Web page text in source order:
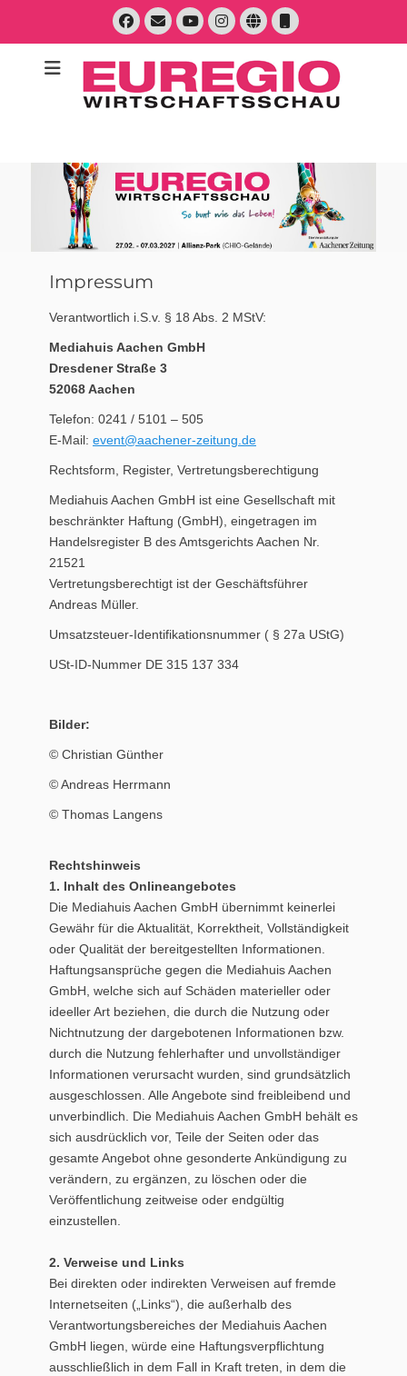
Facebook
E-
MailYouTube
Instagram
WebsiteTelefon
nach:
Impressum
Verantwortlich i.S.v. § 18 Abs. 2 MStV:
Mediahuis Aachen GmbH
Dresdener Straße 3
52068 Aachen
Telefon: 0241 / 5101 – 505
E-Mail: event@aachener-zeitung.de
Rechtsform, Register, Vertretungsberechtigung
Mediahuis Aachen GmbH ist eine Gesellschaft mit
beschränkter Haftung (GmbH), eingetragen im
Handelsregister B des Amtsgerichts Aachen Nr.
21521
Vertretungsberechtigt ist der Geschäftsführer
Andreas Müller.
Umsatzsteuer-Identifikationsnummer ( § 27a UStG)
USt-ID-Nummer DE 315 137 334
Bilder:
© Christian Günther
© Andreas Herrmann
© Thomas Langens
Rechtshinweis
1. Inhalt des Onlineangebotes
Die Mediahuis Aachen GmbH übernimmt keinerlei
Gewähr für die Aktualität, Korrektheit, Vollständigkeit
oder Qualität der bereitgestellten Informationen.
Haftungsansprüche gegen die Mediahuis Aachen
GmbH, welche sich auf Schäden materieller oder
ideeller Art beziehen, die durch die Nutzung oder
Nichtnutzung der dargebotenen Informationen bzw.
durch die Nutzung fehlerhafter und unvollständiger
Informationen verursacht wurden, sind grundsätzlich
ausgeschlossen. Alle Angebote sind freibleibend und
unverbindlich. Die Mediahuis Aachen GmbH behält es
sich ausdrücklich vor, Teile der Seiten oder das
gesamte Angebot ohne gesonderte Ankündigung zu
verändern, zu ergänzen, zu löschen oder die
Veröffentlichung zeitweise oder endgültig
einzustellen.
2. Verweise und Links
Bei direkten oder indirekten Verweisen auf fremde
Internetseiten („Links“), die außerhalb des
Verantwortungsbereiches der Mediahuis Aachen
GmbH liegen, würde eine Haftungsverpflichtung
ausschließlich in dem Fall in Kraft treten, in dem die